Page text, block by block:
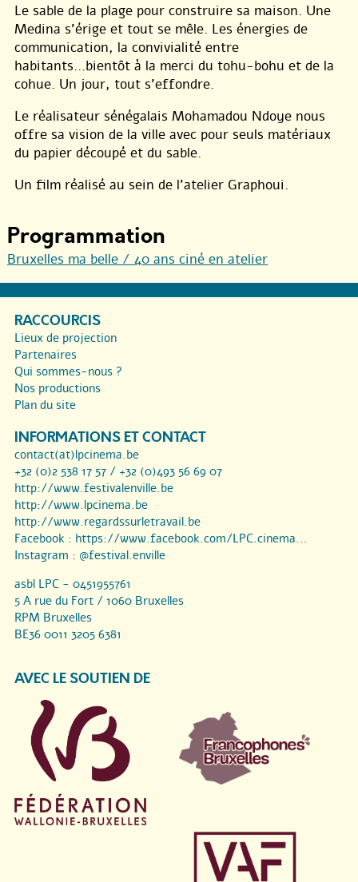
Le sable de la plage pour construire sa maison. Une
Medina s’érige et tout se mêle. Les énergies de
communication, la convivialité entre
habitants...bientôt à la merci du tohu-bohu et de la
cohue. Un jour, tout s’effondre.
Le réalisateur sénégalais Mohamadou Ndoye nous
offre sa vision de la ville avec pour seuls matériaux
du papier découpé et du sable.
Un film réalisé au sein de l’atelier Graphoui.
Programmation
Bruxelles ma belle / 40 ans ciné en atelier
RACCOURCIS
Lieux de projection
Partenaires
Qui sommes-nous ?
Nos productions
Plan du site
INFORMATIONS ET CONTACT
contact(at)lpcinema.be
+32 (0)2 538 17 57 / +32 (0)493 56 69 07
http://www.festivalenville.be
http://www.lpcinema.be
http://www.regardssurletravail.be
Facebook : https://www.facebook.com/LPC.cinema...
Instagram : @festival.enville
asbl LPC - 0451955761
5 A rue du Fort / 1060 Bruxelles
RPM Bruxelles
BE36 0011 3205 6381
AVEC LE SOUTIEN DE